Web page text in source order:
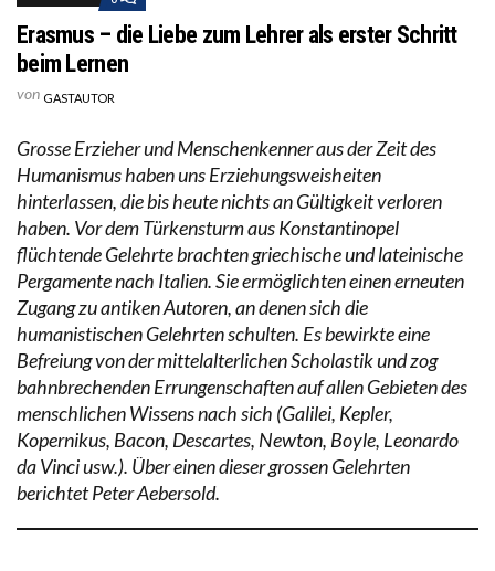
Erasmus – die Liebe zum Lehrer als erster Schritt
beim Lernen
von GASTAUTOR
Grosse Erzieher und Menschenkenner aus der Zeit des
Humanismus haben uns Erziehungsweisheiten
hinterlassen, die bis heute nichts an Gültigkeit verloren
haben. Vor dem Türkensturm aus Konstantinopel
flüchtende Gelehrte brachten griechische und lateinische
Pergamente nach Italien. Sie ermöglichten einen erneuten
Zugang zu antiken Autoren, an denen sich die
humanistischen Gelehrten schulten. Es bewirkte eine
Befreiung von der mittelalterlichen Scholastik und zog
bahnbrechenden Errungenschaften auf allen Gebieten des
menschlichen Wissens nach sich (Galilei, Kepler,
Kopernikus, Bacon, Descartes, Newton, Boyle, Leonardo
da Vinci usw.). Über einen dieser grossen Gelehrten
berichtet Peter Aebersold.